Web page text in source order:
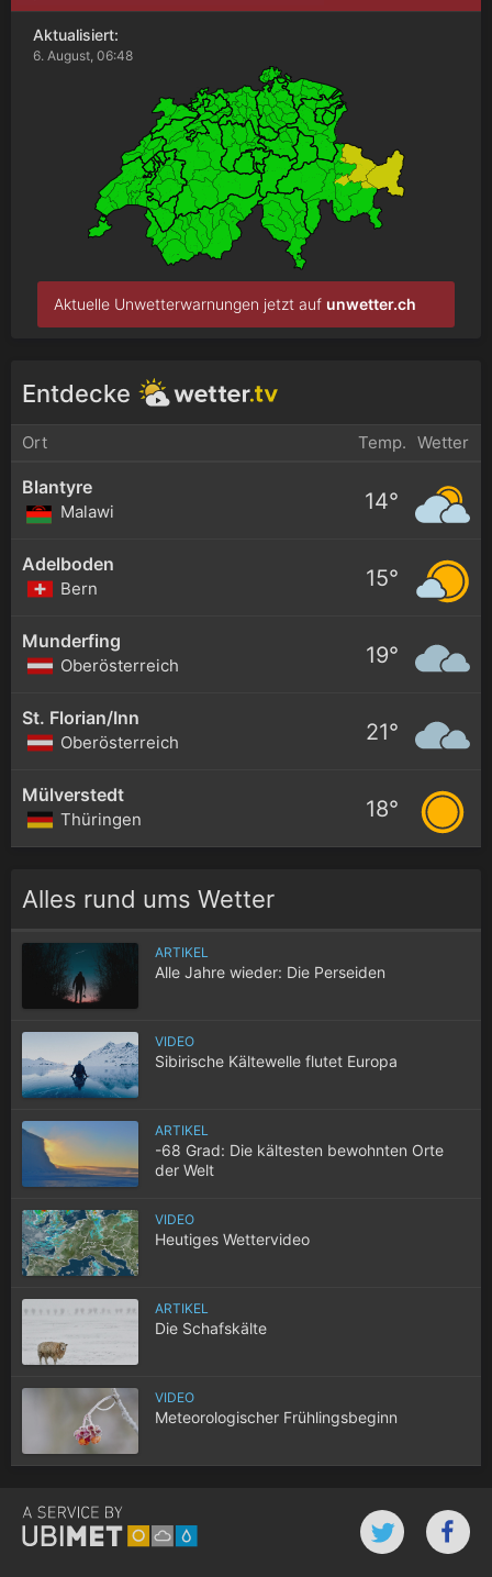
Aktualisiert:
6. August, 06:48
Aktuelle Unwetterwarnungen jetzt auf unwetter.ch
Entdecke
Ort Temp. Wetter
Blantyre
Malawi 14°
Adelboden
Bern 15°
Munderfing
Oberösterreich 19°
St. Florian/Inn
Oberösterreich 21°
Mülverstedt
Thüringen 18°
Alles rund ums Wetter
ARTIKEL
Alle Jahre wieder: Die Perseiden
VIDEO
Sibirische Kältewelle flutet Europa
ARTIKEL
-68 Grad: Die kältesten bewohnten Orte
der Welt
VIDEO
Heutiges Wettervideo
ARTIKEL
Die Schafskälte
VIDEO
Meteorologischer Frühlingsbeginn